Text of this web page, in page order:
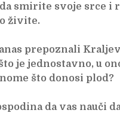
smirite svoje srce i
živite.
prepoznali
je jednostavno, u
što donosi plod?
da vas nauči